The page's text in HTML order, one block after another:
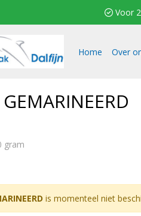
 Voor
Home Over
gram
is momenteel niet